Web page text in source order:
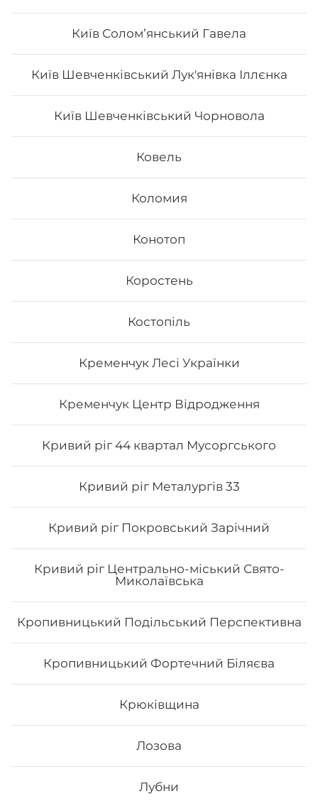
Київ Соломʼянський Гавела
Київ Шевченківський Лук'янівка Іллєнка
Київ Шевченківський Чорновола
Ковель
Коломия
Конотоп
Коростень
Костопіль
Кременчук Лесі Українки
Кременчук Центр Відродження
Кривий ріг 44 квартал Мусоргського
Кривий ріг Металургів 33
Кривий ріг Покровський Зарічний
Кривий ріг Центрально-міський Свято-
Миколаївська
Кропивницький Подільський Перспективна
Кропивницький Фортечний Біляєва
Крюківщина
Лозова
Лубни
Вага: 300 г Склад: норі, рис, сир філа, лосось
252
Вага: 310 г Склад: норі, рис, авокадо, сир філа, лосось
(печений), унагі соус, лосось сирий, перець (мелений),